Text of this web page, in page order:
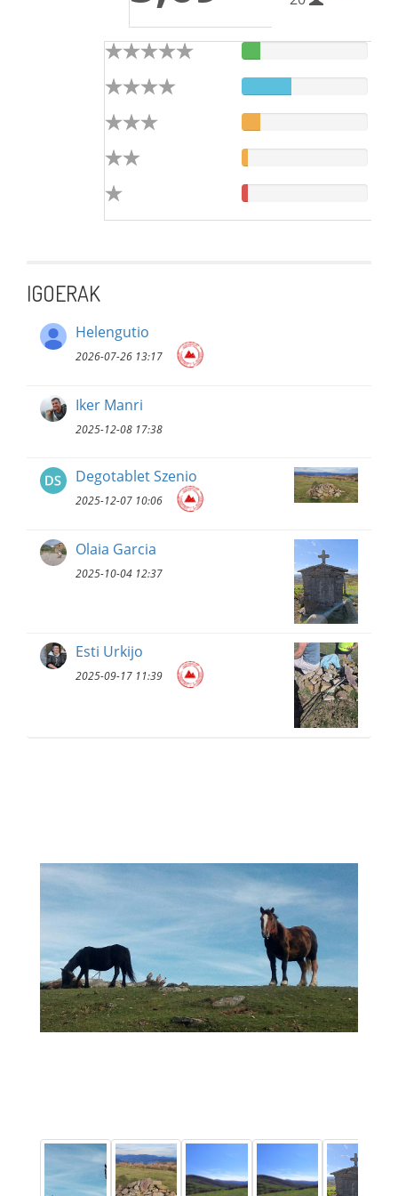
IGOERAK
Helengutio
2026-07-26 13:17
Iker Manri
2025-12-08 17:38
Degotablet Szenio
2025-12-07 10:06
Olaia Garcia
2025-10-04 12:37
Esti Urkijo
2025-09-17 11:39